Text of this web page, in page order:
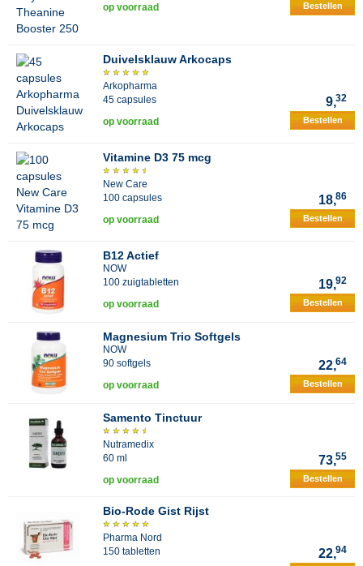
op voorraad Bestellen
Duivelsklauw Arkocaps
Arkopharma
45 capsules
9,32
op voorraad Bestellen
Vitamine D3 75 mcg
New Care
100 capsules
18,86
op voorraad Bestellen
B12 Actief
NOW
100 zuigtabletten
19,92
op voorraad Bestellen
Magnesium Trio Softgels
NOW
90 softgels
22,64
op voorraad Bestellen
Samento Tinctuur
Nutramedix
60 ml
73,55
op voorraad Bestellen
Bio-Rode Gist Rijst
Pharma Nord
150 tabletten
22,94